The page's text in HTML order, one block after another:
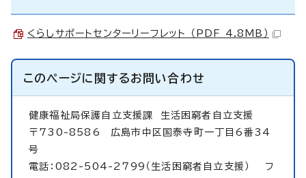
くらしサポートセンターリーフレット （PDF 4.8MB）
このページに関するお問い合わせ
健康福祉局保護自立支援課 生活困窮者自立支援
〒730-8586 広島市中区国泰寺町一丁目6番34
号
電話：082-504-2799（生活困窮者自立支援） フ